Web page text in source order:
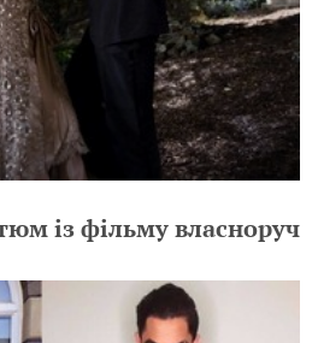
із фільму власноруч